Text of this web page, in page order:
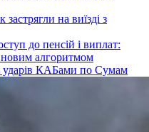
на виїзді з
до пенсій і виплат:
алгоритмом
ударів КАБами по Сумам